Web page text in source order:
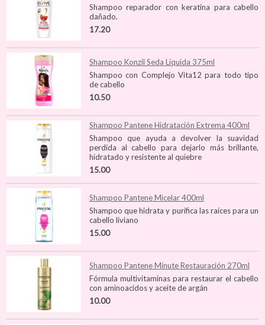
Shampoo reparador con keratina para cabello
dañado.
17.20
Shampoo Konzil Seda Líquida 375ml
Shampoo con Complejo Vita12 para todo tipo
de cabello
10.50
Shampoo Pantene Hidratación Extrema 400ml
Shampoo que ayuda a devolver la suavidad
perdida al cabello para dejarlo más brillante,
hidratado y resistente al quiebre
15.00
Shampoo Pantene Micelar 400ml
Shampoo que hidrata y purifica las raíces para un
cabello liviano
15.00
Shampoo Pantene Minute Restauración 270ml
Fórmula multivitaminas para restaurar el cabello
con aminoacidos y aceite de argán
10.00